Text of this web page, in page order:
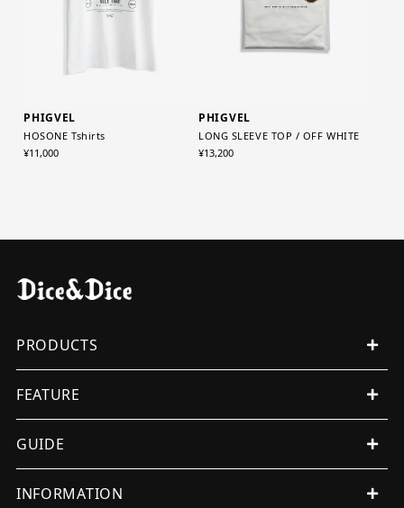
PHIGVEL
HOSONE Tshirts
¥11,000
PHIGVEL
LONG SLEEVE TOP / OFF WHITE
¥13,200
PRODUCTS
MENS
WOMENS
ORIGINAL
FEATURE
ITEMS
WUNDERKAMMER
OTHERS
GUIDE
INTERNATIONAL SHIPMENT
INFORMATION